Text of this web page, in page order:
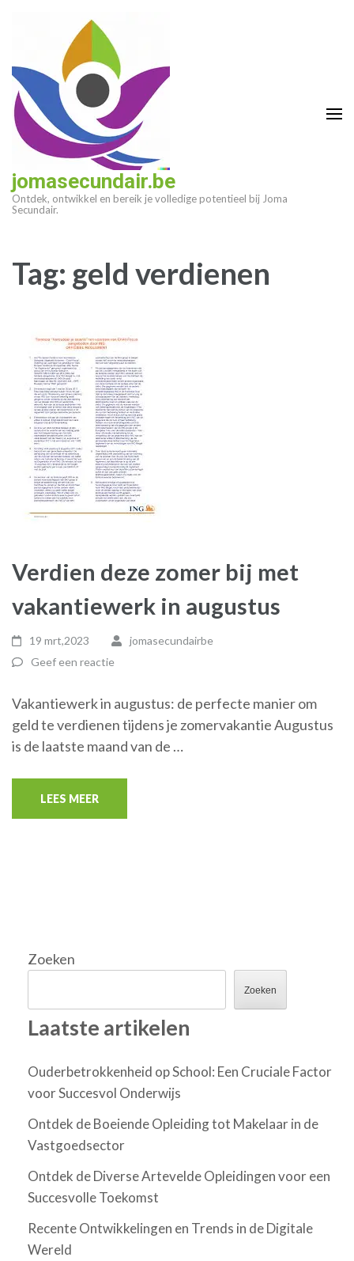
(druk
enter)
jomasecundair.be
Ontdek, ontwikkel en bereik je volledige potentieel bij Joma
Secundair.
Tag: geld verdienen
Verdien deze zomer bij met
vakantiewerk in augustus
19 mrt,2023
jomasecundairbe
Geef een reactie
Vakantiewerk in augustus: de perfecte manier om
geld te verdienen tijdens je zomervakantie Augustus
is de laatste maand van de …
LEES MEER
Zoeken
Zoeken
Laatste artikelen
Ouderbetrokkenheid op School: Een Cruciale Factor
voor Succesvol Onderwijs
Ontdek de Boeiende Opleiding tot Makelaar in de
Vastgoedsector
Ontdek de Diverse Artevelde Opleidingen voor een
Succesvolle Toekomst
Recente Ontwikkelingen en Trends in de Digitale
Wereld